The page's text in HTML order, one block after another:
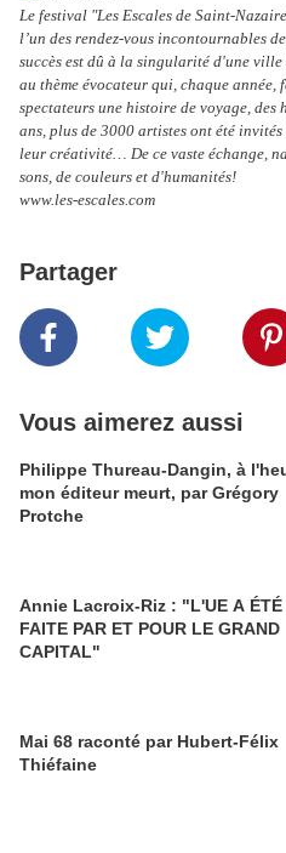
Le festival "Les Escales de Saint-
l’un des rendez-vous incontournables
succès est dû à la singularité d'une
au thème évocateur qui, chaque
spectateurs une histoire de voyage, des
ans, plus de 3000 artistes ont été
leur créativité… De ce vaste échange,
sons, de couleurs et d'humanités!
www.les-escales.com
Partager
Vous aimerez aussi
Philippe Thureau-Dangin, à
mon éditeur meurt, par Grégory
Protche
Annie Lacroix-Riz : "L'UE A ÉTÉ
FAITE PAR ET POUR LE GRAND
CAPITAL"
Mai 68 raconté par Hubert-Félix
Thiéfaine